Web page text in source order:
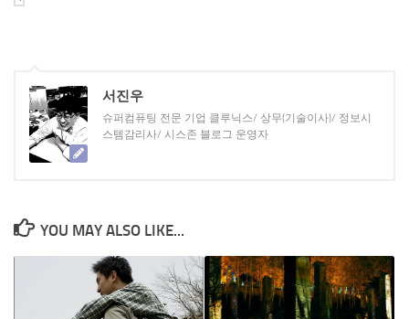
서진우
슈퍼컴퓨팅 전문 기업 클루닉스/ 상무(기술이사)/ 정보시
스템감리사/ 시스존 블로그 운영자
YOU MAY ALSO LIKE...